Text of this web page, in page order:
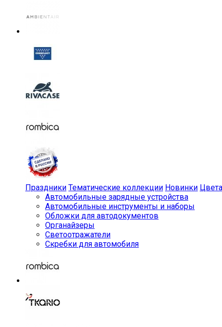
Праздники Тематические коллекции Новинки Цвета
Автомобильные зарядные устройства
Автомобильные инструменты и наборы
Обложки для автодокументов
Органайзеры
Светоотражатели
Скребки для автомобиля